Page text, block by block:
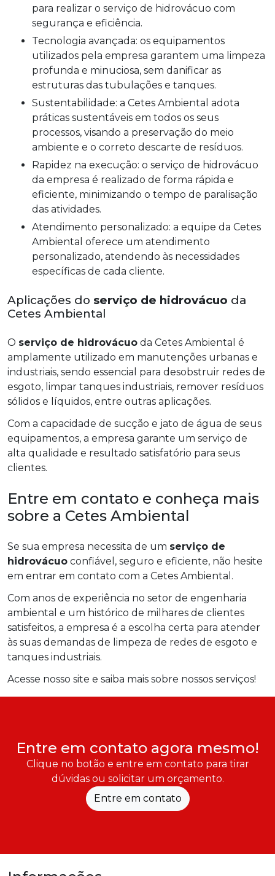
para realizar o serviço de hidrovácuo com
segurança e eficiência.
Tecnologia avançada: os equipamentos
utilizados pela empresa garantem uma limpeza
profunda e minuciosa, sem danificar as
estruturas das tubulações e tanques.
Sustentabilidade: a Cetes Ambiental adota
práticas sustentáveis em todos os seus
processos, visando a preservação do meio
ambiente e o correto descarte de resíduos.
Rapidez na execução: o serviço de hidrovácuo
da empresa é realizado de forma rápida e
eficiente, minimizando o tempo de paralisação
das atividades.
Atendimento personalizado: a equipe da Cetes
Ambiental oferece um atendimento
personalizado, atendendo às necessidades
específicas de cada cliente.
Aplicações do serviço de hidrovácuo da
Cetes Ambiental
O serviço de hidrovácuo da Cetes Ambiental é
amplamente utilizado em manutenções urbanas e
industriais, sendo essencial para desobstruir redes de
esgoto, limpar tanques industriais, remover resíduos
sólidos e líquidos, entre outras aplicações.
Com a capacidade de sucção e jato de água de seus
equipamentos, a empresa garante um serviço de
alta qualidade e resultado satisfatório para seus
clientes.
Entre em contato e conheça mais
sobre a Cetes Ambiental
Se sua empresa necessita de um serviço de
hidrovácuo confiável, seguro e eficiente, não hesite
em entrar em contato com a Cetes Ambiental.
Com anos de experiência no setor de engenharia
ambiental e um histórico de milhares de clientes
satisfeitos, a empresa é a escolha certa para atender
às suas demandas de limpeza de redes de esgoto e
tanques industriais.
Acesse nosso site e saiba mais sobre nossos serviços!
Entre em contato agora mesmo!
Clique no botão e entre em contato para tirar
dúvidas ou solicitar um orçamento.
Entre em contato